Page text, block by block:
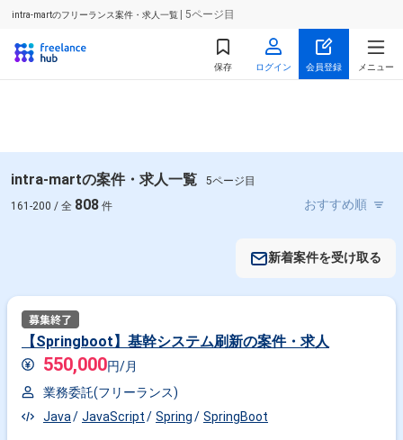
intra-martのフリーランス案件・求人一覧 | 5ページ目
保存 ログイン 会員登録 メニュー
intra-martの案件・求人一覧
5ページ目
161-200 / 全 808 件
新着案件を受け取る
【Springboot】基幹システム刷新の案件・求人
550,000円/月
業務委託(フリーランス)
Java
JavaScript Spring SpringBoot